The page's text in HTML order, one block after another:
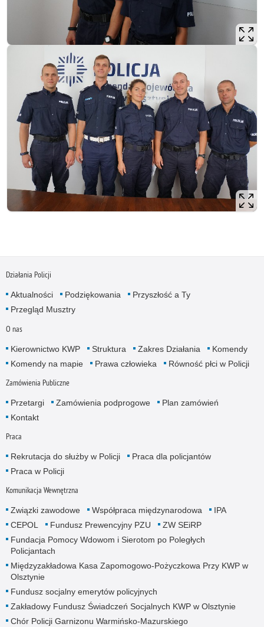
Działania Policji
Aktualności Podziękowania
Przyszłość a Ty
Przegląd Musztry
O nas
Kierownictwo KWP Struktura Zakres Działania
Komendy
Komendy na mapie
Prawa człowieka Równość płci w Policji
Zamówienia Publiczne
Przetargi Zamówienia podprogowe
Plan zamówień
Kontakt
Praca
Rekrutacja do służby w Policji
Praca dla policjantów
Praca w Policji
Komunikacja Wewnętrzna
Związki zawodowe Współpraca międzynarodowa
IPA
CEPOL
Fundusz Prewencyjny PZU
ZW SEiRP
Fundacja Pomocy Wdowom i Sierotom po Poległych
Policjantach
Międzyzakładowa Kasa Zapomogowo-Pożyczkowa Przy KWP w
Olsztynie
Fundusz socjalny emerytów policyjnych
Zakładowy Fundusz Świadczeń Socjalnych KWP w Olsztynie
Chór Policji Garnizonu Warmińsko-Mazurskiego